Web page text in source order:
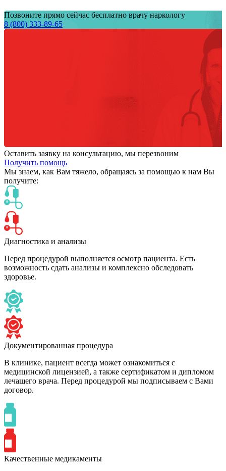
Позвоните прямо сейчас бесплатно врачу наркологу
8 (800) 333-89-65
Оставить заявку на консультацию, мы перезвоним
Получить помощь
Мы знаем, как Вам тяжело, обращаясь за помощью к нам Вы
получите:
Диагностика и анализы
Перед процедурой выполняется осмотр пациента. Есть
возможность сдать анализы и комплексно обследовать
здоровье.
Документированная процедура
В клинике, пациент всегда может ознакомиться с
медицинской лицензией, а также сертификатом и дипломом
лечащего врача. Перед процедурой мы подписываем с Вами
договор.
Качественные медикаменты